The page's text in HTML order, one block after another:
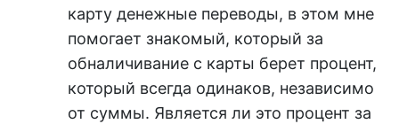
карту денежные переводы, в этом мне
помогает знакомый, который за
обналичивание с карты берет процент,
который всегда одинаков, независимо
от суммы. Является ли это процент за